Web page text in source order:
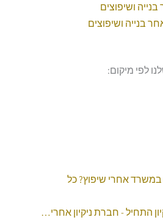
בנייה ושיפוצים
בנייה ושיפוצים
לפי מיקום:
במשרד אחרי שיפוץ? כל
התחיל - חברת ניקיון אחרי…